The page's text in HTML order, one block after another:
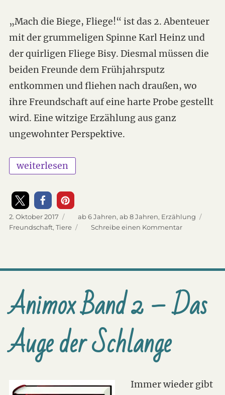
„Mach die Biege, Fliege!“ ist das 2. Abenteuer
mit der grummeligen Spinne Karl Heinz und
der quirligen Fliege Bisy. Diesmal müssen die
beiden Freunde dem Frühjahrsputz
entkommen und fliehen nach draußen, wo
ihre Freundschaft auf eine harte Probe gestellt
wird. Eine witzige Erzählung aus ganz
ungewohnter Perspektive.
„Mach die Biege, Fliege!“
weiterlesen
Veröffentlicht
am
2. Oktober 2017 Kategorien
ab 6 Jahren, ab 8 Jahren, Erzählung
Schlagwörter
Freundschaft, Tiere Schreibe einen Kommentarzu
Fliege!
Animox Band 2 – Das
Auge der Schlange
Immer wieder gibt